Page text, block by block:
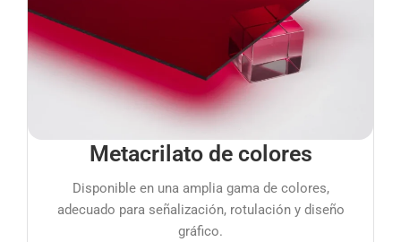
Metacrilato de colores
Disponible en una amplia gama de colores,
adecuado para señalización, rotulación y diseño
gráfico.